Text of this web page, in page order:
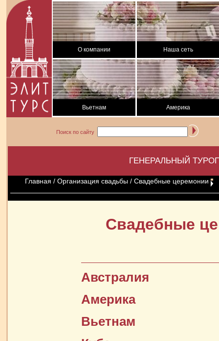
О компании Наша сеть
Вьетнам Америка
Поиск по сайту
ГЕНЕРАЛЬНЫЙ
Главная / Организация свадьбы / Свадебные церемонии
Свадебные
Австралия
Америка
Вьетнам